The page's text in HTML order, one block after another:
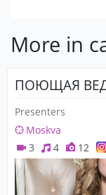
More in
ПОЮЩАЯ
Presenters
Moskva
3
4 12